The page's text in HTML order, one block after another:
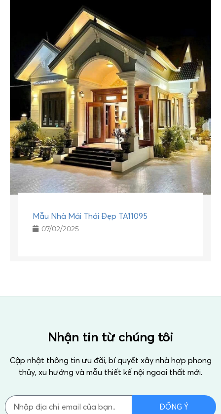
Mẫu Nhà Mái Thái Đẹp TA11095
07/02/2025
Nhận tin từ chúng tôi
Cập nhật thông tin ưu đãi, bí quyết xây nhà hợp phong
thủy, xu hướng và mẫu thiết kế nội ngoại thất mới.
ĐỒNG Ý